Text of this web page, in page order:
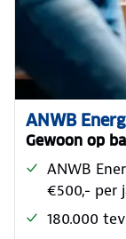
ANWB
Gewoon op
ANWB
€500,- per
180.000